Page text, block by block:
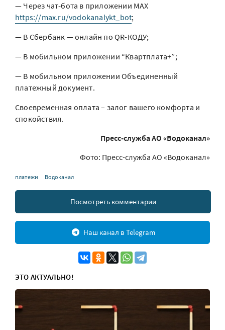
— Через чат-бота в приложении MAX
https://max.ru/vodokanalykt_bot;
— В Сбербанк — онлайн по QR-КОДУ;
— В мобильном приложении “Квартплата+”;
— В мобильном приложении Объединенный
платежный документ.
Своевременная оплата – залог вашего комфорта и
спокойствия.
Пресс-служба АО «Водоканал»
Фото: Пресс-служба АО «Водоканал»
платежи Водоканал
Посмотреть комментарии
Наш канал в Telegram
ЭТО АКТУАЛЬНО!